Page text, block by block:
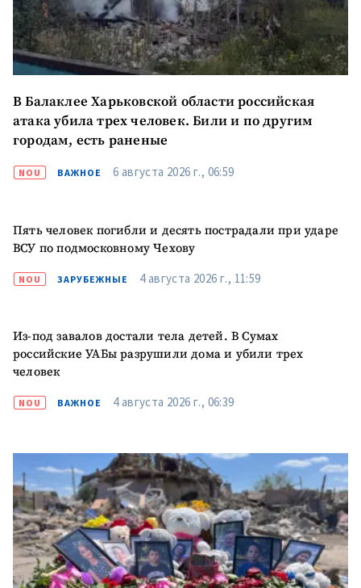
ПОДДЕРЖАТЬ
В Балаклее Харьковской области российская
атака убила трех человек. Били и по другим
городам, есть раненые
NOU ВАЖНОЕ 6 августа 2026 г., 06:59
Пять человек погибли и десять пострадали при ударе
ВСУ по подмосковному Чехову
NOU ЗАРУБЕЖНЫЕ 4 августа 2026 г., 11:59
Из-под завалов достали тела детей. В Сумах
российские УАБы разрушили дома и убили трех
человек
NOU ВАЖНОЕ 4 августа 2026 г., 06:39